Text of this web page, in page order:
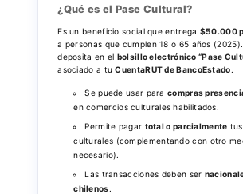
¿Qué es el Pase Cultural?
Es un beneficio social que entrega $50.000
a personas que cumplen 18 o 65 años
deposita en el bolsillo electrónico “Pase
asociado a tuCuentaRUT de BancoEstado.
Se puede usar paracompras
en comercios culturales habilitados.
Permite pagar total o parcialmente
culturales (complementando con otro
necesario).
Las transacciones deben ser
chilenos.